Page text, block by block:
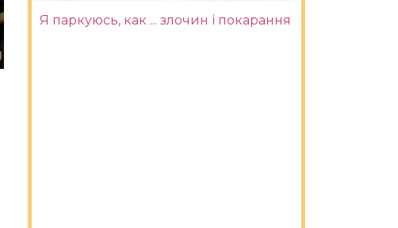
Я паркуюсь, как ... злочин і покарання